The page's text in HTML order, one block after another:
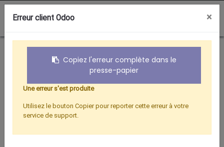
0
Boutique
CHARGEURS SMARTPHONE
CHARGEUR VOITURE DORE - 2 SORTIES
Erreur client Odoo ×
Copiez l'erreur complète dans le
presse-papier
Une erreur s'est produite
Utilisez le bouton Copier pour reporter cette erreur à votre
service de support.